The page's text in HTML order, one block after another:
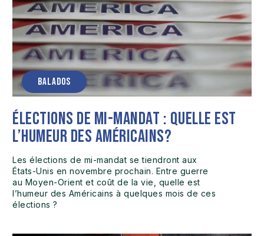
BALADOS
Élections de mi-mandat : quelle est
l’humeur des Américains?
Les élections de mi-mandat se tiendront aux
États-Unis en novembre prochain. Entre guerre
au Moyen-Orient et coût de la vie, quelle est
l’humeur des Américains à quelques mois de ces
élections ?